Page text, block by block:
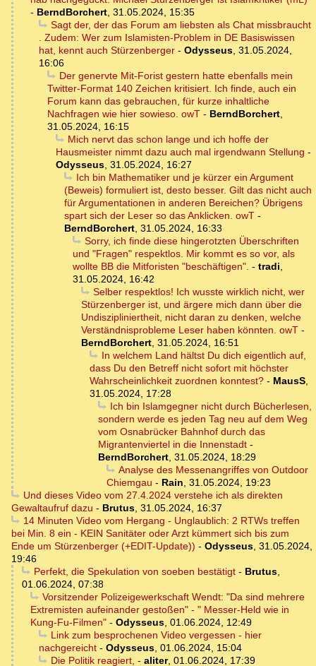
- BerndBorchert, 31.05.2024, 15:35
Sagt der, der das Forum am liebsten als Chat missbraucht
. Zudem: Wer zum Islamisten-Problem in DE Basiswissen
hat, kennt auch Stürzenberger - Odysseus, 31.05.2024,
16:06
Der genervte Mit-Forist gestern hatte ebenfalls mein
Twitter-Format 140 Zeichen kritisiert. Ich finde, auch ein
Forum kann das gebrauchen, für kurze inhaltliche
Nachfragen wie hier sowieso. owT - BerndBorchert,
31.05.2024, 16:15
Mich nervt das schon lange und ich hoffe der
Hausmeister nimmt dazu auch mal irgendwann Stellung -
Odysseus, 31.05.2024, 16:27
Ich bin Mathematiker und je kürzer ein Argument
(Beweis) formuliert ist, desto besser. Gilt das nicht auch
für Argumentationen in anderen Bereichen? Übrigens
spart sich der Leser so das Anklicken. owT -
BerndBorchert, 31.05.2024, 16:33
Sorry, ich finde diese hingerotzten Überschriften
und "Fragen" respektlos. Mir kommt es so vor, als
wollte BB die Mitforisten "beschäftigen". - tradi,
31.05.2024, 16:42
Selber respektlos! Ich wusste wirklich nicht, wer
Stürzenberger ist, und ärgere mich dann über die
Undiszipliniertheit, nicht daran zu denken, welche
Verständnisprobleme Leser haben könnten. owT -
BerndBorchert, 31.05.2024, 16:51
In welchem Land hältst Du dich eigentlich auf,
dass Du den Betreff nicht sofort mit höchster
Wahrscheinlichkeit zuordnen konntest? - MausS,
31.05.2024, 17:28
Ich bin Islamgegner nicht durch Bücherlesen,
sondern werde es jeden Tag neu auf dem Weg
vom Osnabrücker Bahnhof durch das
Migrantenviertel in die Innenstadt -
BerndBorchert, 31.05.2024, 18:29
Analyse des Messenangriffes von Outdoor
Chiemgau - Rain, 31.05.2024, 19:23
Und dieses Video vom 27.4.2024 verstehe ich als direkten
Gewaltaufruf dazu - Brutus, 31.05.2024, 16:37
14 Minuten Video vom Hergang - Unglaublich: 2 RTWs treffen
bei Min. 8 ein - KEIN Sanitäter oder Arzt kümmert sich bis zum
Ende um Stürzenberger (+EDIT-Update)) - Odysseus, 31.05.2024,
19:46
Perfekt, die Spekulation von soeben bestätigt- Brutus,
01.06.2024, 07:38
Vorsitzender Polizeigewerkschaft Wendt: "Da sind mehrere
Extremisten aufeinander gestoßen" - " Messer-Held wie in
Kung-Fu-Filmen" - Odysseus, 01.06.2024, 12:49
Link zum besprochenen Video vergessen - hier
nachgereicht - Odysseus, 01.06.2024, 15:04
Die Politik reagiert, - aliter, 01.06.2024, 17:39